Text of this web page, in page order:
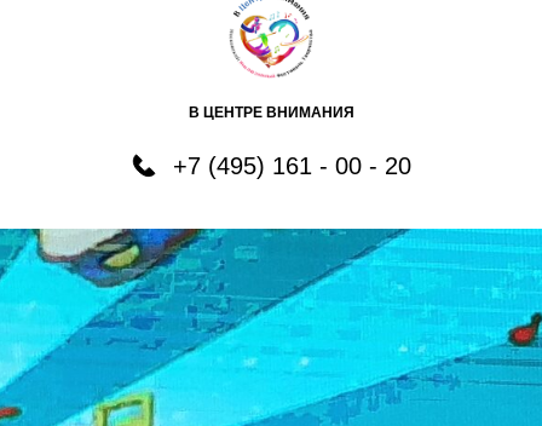
В ЦЕНТРЕ ВНИМАНИЯ
+7 (495) 161 - 00 - 20